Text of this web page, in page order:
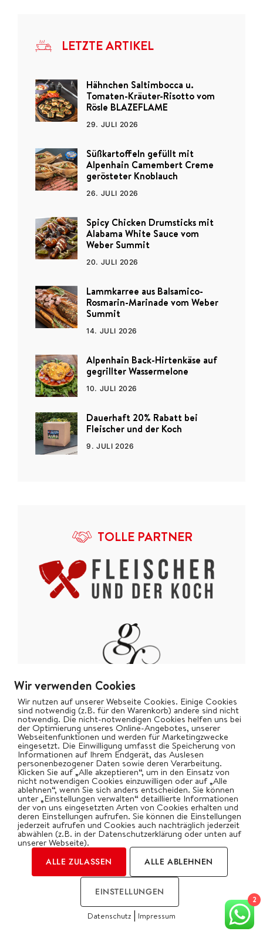
LETZTE ARTIKEL
Hähnchen Saltimbocca u.
Tomaten-Kräuter-Risotto vom
Rösle BLAZEFLAME
29. JULI 2026
Süßkartoffeln gefüllt mit
Alpenhain Camembert Creme
gerösteter Knoblauch
26. JULI 2026
Spicy Chicken Drumsticks mit
Alabama White Sauce vom
Weber Summit
20. JULI 2026
Lammkarree aus Balsamico-
Rosmarin-Marinade vom Weber
Summit
14. JULI 2026
Alpenhain Back-Hirtenkäse auf
gegrillter Wassermelone
10. JULI 2026
Dauerhaft 20% Rabatt bei
Fleischer und der Koch
9. JULI 2026
TOLLE PARTNER
2
Wir verwenden Cookies
Wir nutzen auf unserer Webseite Cookies. Einige Cookies
sind notwendig (z.B. für den Warenkorb) andere sind nicht
notwendig. Die nicht-notwendigen Cookies helfen uns bei
der Optimierung unseres Online-Angebotes, unserer
Webseitenfunktionen und werden für Marketingzwecke
eingesetzt. Die Einwilligung umfasst die Speicherung von
Informationen auf Ihrem Endgerät, das Auslesen
personenbezogener Daten sowie deren Verarbeitung.
Klicken Sie auf „Alle akzeptieren“, um in den Einsatz von
nicht notwendigen Cookies einzuwilligen oder auf „Alle
ablehnen“, wenn Sie sich anders entscheiden. Sie können
unter „Einstellungen verwalten“ detaillierte Informationen
der von uns eingesetzten Arten von Cookies erhalten und
deren Einstellungen aufrufen. Sie können die Einstellungen
jederzeit aufrufen und Cookies auch nachträglich jederzeit
abwählen (z.B. in der Datenschutzerklärung oder unten auf
unserer Webseite).
ALLE ZULASSEN ALLE ABLEHNEN
EINSTELLUNGEN
Datenschutz | Impressum